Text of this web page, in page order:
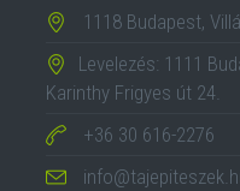
1118 Budapest,
Levelezés: 1111
Karinthy Frigyes út 24.
+36 30 616-2276